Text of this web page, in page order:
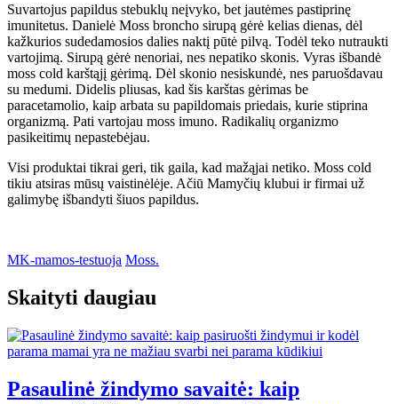
Suvartojus papildus stebuklų neįvyko, bet jautėmes pastiprinę
imunitetus. Danielė Moss broncho sirupą gėrė kelias dienas, dėl
kažkurios sudedamosios dalies naktį pūtė pilvą. Todėl teko nutraukti
vartojimą. Sirupą gėrė nenoriai, nes nepatiko skonis. Vyras išbandė
moss cold karštąjį gėrimą. Dėl skonio nesiskundė, nes paruošdavau
su medumi. Didelis pliusas, kad šis karštas gėrimas be
paracetamolio, kaip arbata su papildomais priedais, kurie stiprina
organizmą. Pati vartojau moss imuno. Radikalių organizmo
pasikeitimų nepastebėjau.
Visi produktai tikrai geri, tik gaila, kad mažąjai netiko. Moss cold
tikiu atsiras mūsų vaistinėlėje. Ačiū Mamyčių klubui ir firmai už
galimybę išbandyti šiuos papildus.
MK-mamos-testuoja Moss.
Skaityti daugiau
Pasaulinė žindymo savaitė: kaip